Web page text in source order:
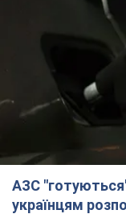
АЗС
українцям